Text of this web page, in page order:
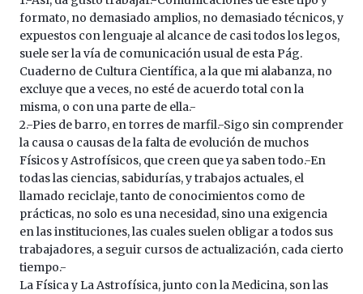
formato, no demasiado amplios, no demasiado técnicos, y
expuestos con lenguaje al alcance de casi todos los legos,
suele ser la vía de comunicación usual de esta Pág.
Cuaderno de Cultura Científica, a la que mi alabanza, no
excluye que a veces, no esté de acuerdo total con la
misma, o con una parte de ella.-
2.-Pies de barro, en torres de marfil.-Sigo sin comprender
la causa o causas de la falta de evolución de muchos
Físicos y Astrofísicos, que creen que ya saben todo.-En
todas las ciencias, sabidurías, y trabajos actuales, el
llamado reciclaje, tanto de conocimientos como de
prácticas, no solo es una necesidad, sino una exigencia
en las instituciones, las cuales suelen obligar a todos sus
trabajadores, a seguir cursos de actualización, cada cierto
tiempo.-
La Física y La Astrofísica, junto con la Medicina, son las